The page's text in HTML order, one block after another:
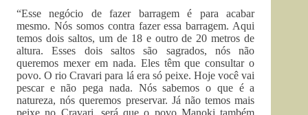
“Esse negócio de fazer barragem é para acabar
mesmo. Nós somos contra fazer essa barragem. Aqui
temos dois saltos, um de 18 e outro de 20 metros de
altura. Esses dois saltos são sagrados, nós não
queremos mexer em nada. Eles têm que consultar o
povo. O rio Cravari para lá era só peixe. Hoje você vai
pescar e não pega nada. Nós sabemos o que é a
natureza, nós queremos preservar. Já não temos mais
peixe no Cravari, será que o povo Manoki também